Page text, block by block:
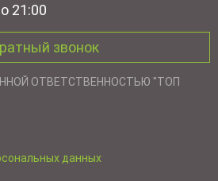
21:00
звонок
ОТВЕТСТВЕННОСТЬЮ "ТОП
данных